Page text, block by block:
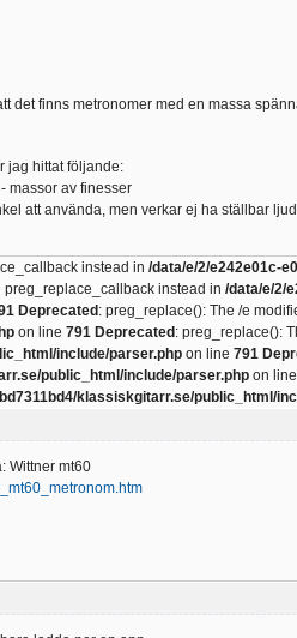
det finns metronomer med en massa
jag hittat följande:
massor av finesser
att använda, men verkar ej ha ställbar
instead in /data/e/2/e242e01c-
instead in /data/e/2/
Deprecated: preg_replace(): The /e
on line 791 Deprecated: preg_replace():
include/parser.php on line 791
public_html/include/parser.php on line
klassiskgitarr.se/public_html/
Wittner mt60